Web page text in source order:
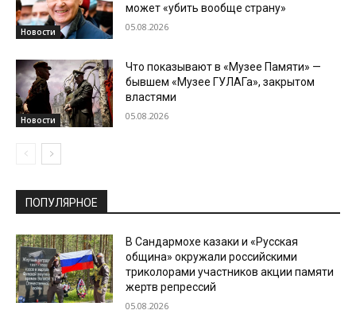
Новости
может «убить вообще страну»
05.08.2026
Новости
Что показывают в «Музее Памяти» —
бывшем «Музее ГУЛАГа», закрытом
властями
05.08.2026
ПОПУЛЯРНОЕ
В Сандармохе казаки и «Русская
община» окружали российскими
триколорами участников акции памяти
жертв репрессий
05.08.2026